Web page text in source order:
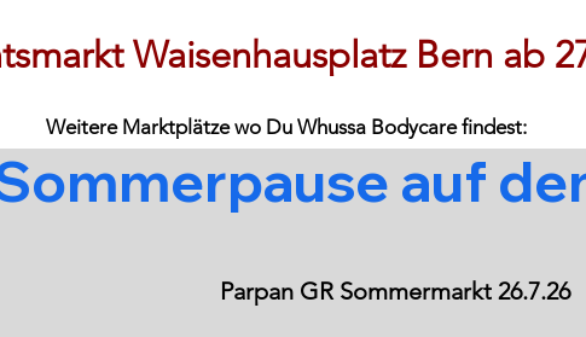
Waisenhausplatz Bern ab
Weitere Marktplätze wo Du Whussa Bodycarefindest:
Parpan GR Sommermarkt 26.7.26
auf